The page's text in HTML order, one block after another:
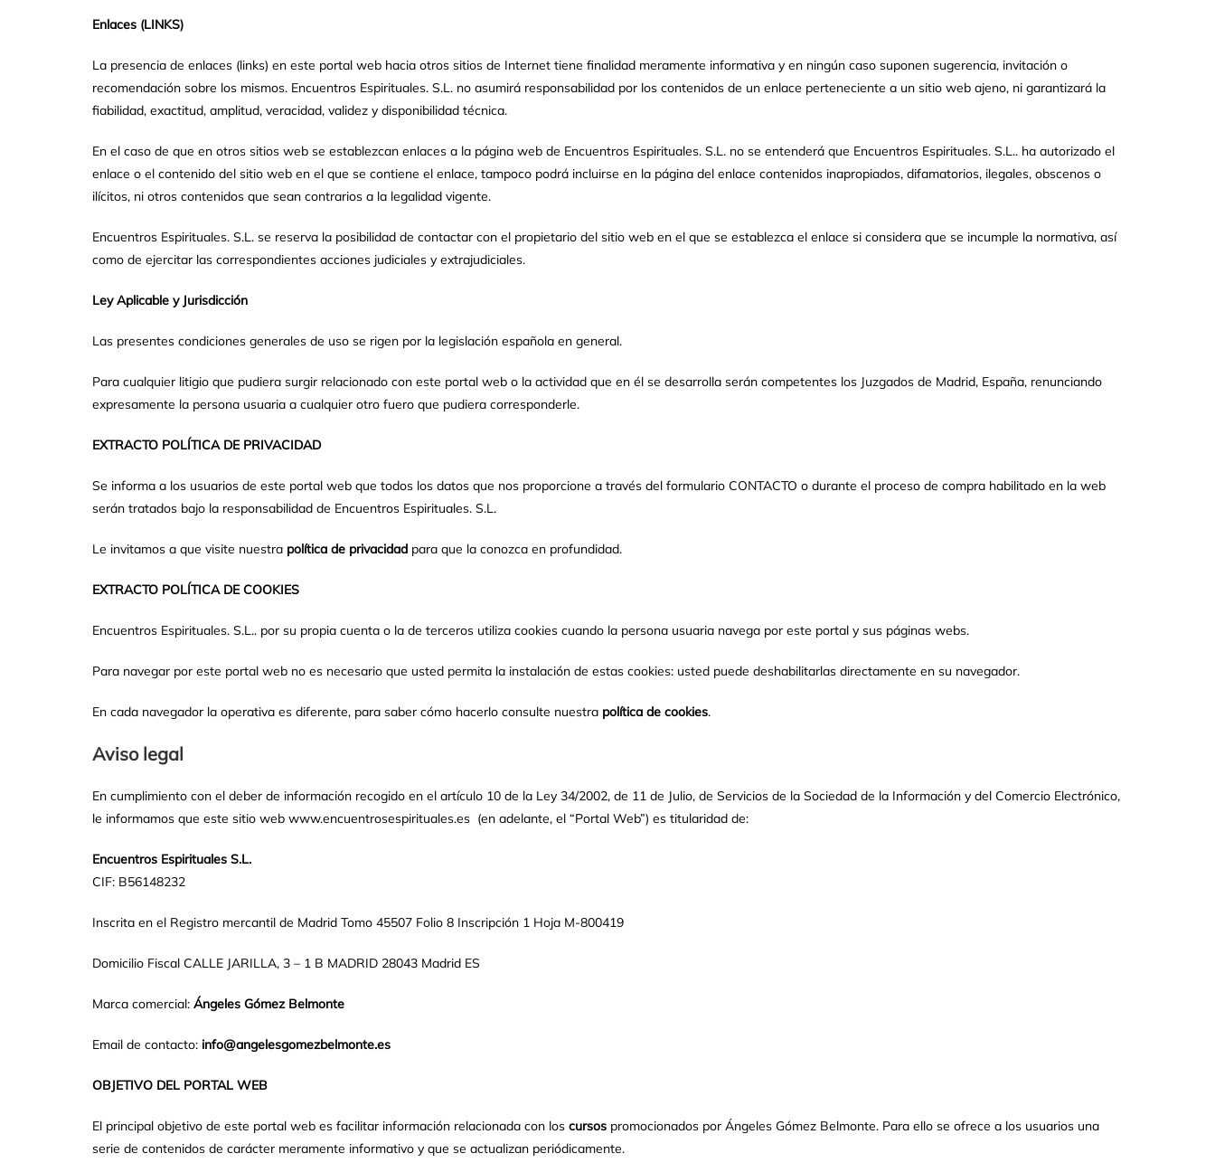
Enlaces (LINKS)
La presencia de enlaces (links) en este portal web hacia otros sitios de Internet tiene finalidad meramente informativa y en ningún caso suponen sugerencia, invitación o
recomendación sobre los mismos. Encuentros Espirituales. S.L. no asumirá responsabilidad por los contenidos de un enlace perteneciente a un sitio web ajeno, ni garantizará la
fiabilidad, exactitud, amplitud, veracidad, validez y disponibilidad técnica.
En el caso de que en otros sitios web se establezcan enlaces a la página web de Encuentros Espirituales. S.L. no se entenderá que Encuentros Espirituales. S.L.. ha autorizado el
enlace o el contenido del sitio web en el que se contiene el enlace, tampoco podrá incluirse en la página del enlace contenidos inapropiados, difamatorios, ilegales, obscenos o
ilícitos, ni otros contenidos que sean contrarios a la legalidad vigente.
Encuentros Espirituales. S.L. se reserva la posibilidad de contactar con el propietario del sitio web en el que se establezca el enlace si considera que se incumple la normativa, así
como de ejercitar las correspondientes acciones judiciales y extrajudiciales.
Ley Aplicable y Jurisdicción
Las presentes condiciones generales de uso se rigen por la legislación española en general.
Para cualquier litigio que pudiera surgir relacionado con este portal web o la actividad que en él se desarrolla serán competentes los Juzgados de Madrid, España, renunciando
expresamente la persona usuaria a cualquier otro fuero que pudiera corresponderle.
EXTRACTO POLÍTICA DE PRIVACIDAD
Se informa a los usuarios de este portal web que todos los datos que nos proporcione a través del formulario CONTACTO o durante el proceso de compra habilitado en la web
serán tratados bajo la responsabilidad de Encuentros Espirituales. S.L.
Le invitamos a que visite nuestra política de privacidad para que la conozca en profundidad.
EXTRACTO POLÍTICA DE COOKIES
Encuentros Espirituales. S.L.. por su propia cuenta o la de terceros utiliza cookies cuando la persona usuaria navega por este portal y sus páginas webs.
Para navegar por este portal web no es necesario que usted permita la instalación de estas cookies: usted puede deshabilitarlas directamente en su navegador.
En cada navegador la operativa es diferente, para saber cómo hacerlo consulte nuestra política de cookies.
Aviso legal
En cumplimiento con el deber de información recogido en el artículo 10 de la Ley 34/2002, de 11 de Julio, de Servicios de la Sociedad de la Información y del Comercio Electrónico,
le informamos que este sitio web www.encuentrosespirituales.es (en adelante, el “Portal Web”) es titularidad de:
Encuentros Espirituales S.L.
CIF: B56148232
Inscrita en el Registro mercantil de Madrid Tomo 45507 Folio 8 Inscripción 1 Hoja M-800419
Domicilio Fiscal CALLE JARILLA, 3 – 1 B MADRID 28043 Madrid ES
Marca comercial: Ángeles Gómez Belmonte
Email de contacto: info@angelesgomezbelmonte.es
OBJETIVO DEL PORTAL WEB
El principal objetivo de este portal web es facilitar información relacionada con los cursos promocionados por Ángeles Gómez Belmonte. Para ello se ofrece a los usuarios una
serie de contenidos de carácter meramente informativo y que se actualizan periódicamente.